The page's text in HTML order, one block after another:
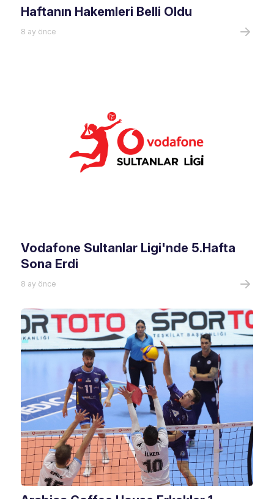
Haftanın Hakemleri Belli Oldu
8 ay önce
Vodafone Sultanlar Ligi'nde 5.Hafta
Sona Erdi
8 ay önce